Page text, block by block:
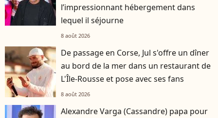
l’impressionnant hébergement dans
lequel il séjourne
8 août 2026
De passage en Corse, Jul s'offre un dîner
au bord de la mer dans un restaurant de
L'Île-Rousse et pose avec ses fans
8 août 2026
Alexandre Varga (Cassandre) papa pour